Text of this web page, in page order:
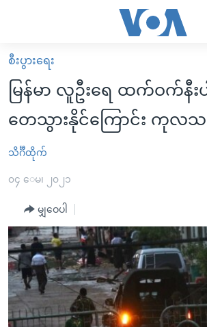
လွယ်ကူ
စေ
များ
ပင်မ
ကျော်
ကြည့်
ရန်
ပင်မ
အ
မူလစာမျက်နှာ
မြန်မာ
ကမ္ဘာ့သတင်းများ
နိုင်ငံတကာ
အစ္စရေး-ပါလက်စတိုင်း
ဗွီဒီယို
အင်္ဂလိပ်စာလေ့လာမယ်
အမေရိကန်သုံးအီဒီယံ
မကြေးမုံရဲ့ အင်္ဂလိပ်စာ
ရုပ်ရှင်ထဲက အင်္ဂလိပ်စာ
သုတပဒေသာ အင်္ဂလိပ်စာ
အပတ်စဉ်ကဏ္ဍများ
ရေဒီယို
တီဗွီ
ရေဒီယိုနှင့်ရုပ်သံ အချက်အလက်များ
ရေဒီယို/တီဗွီအစီအစဉ်
စီးပွားရေး
မြန်မာ လူဦးရေ ထက်ဝက်နီးပ
တေသွားနိုင်ကြောင်း ကုလသ
သိင်္ဂီထိုက်
၀၄ ေမ၊ ၂၀၂၁
မျှဝေပါ